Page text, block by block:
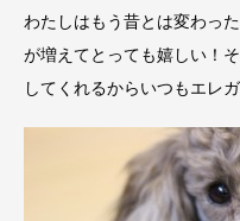
わたしはもう昔とは変わっ
が増えてとっても嬉しい！
してくれるからいつもエレ